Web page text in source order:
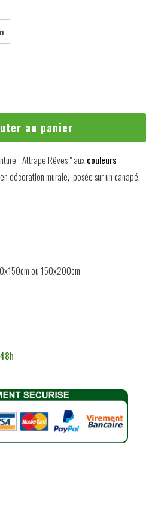
au panier
" Attrape Rêves " auxcouleurs
décoration murale, posée sur un canapé,
ou 150x200cm